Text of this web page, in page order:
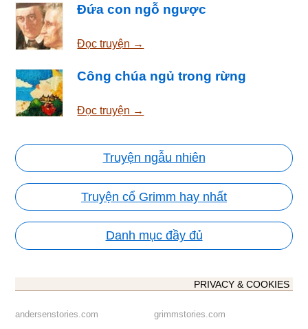
Đứa con ngỗ ngược
Đọc truyện →
Công chúa ngủ trong rừng
Đọc truyện →
Truyện ngẫu nhiên
Truyện cổ Grimm hay nhất
Danh mục đầy đủ
PRIVACY & COOKIES
andersenstories.com
grimmstories.com